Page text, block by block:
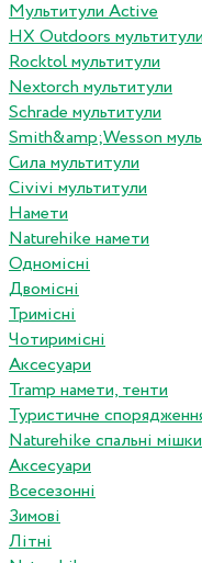
Мультитули Active
HX Outdoors
Rocktol мультитули
Nextorch мультитули
Schrade мультитули
Smith&amp;Wesson
Сила мультитули
Civivi мультитули
Намети
Naturehike намети
Одномісні
Двомісні
Тримісні
Чотиримісні
Аксесуари
Tramp намети, тенти
Туристичне
Naturehike спальні мішки
Аксесуари
Всесезонні
Зимові
Літні